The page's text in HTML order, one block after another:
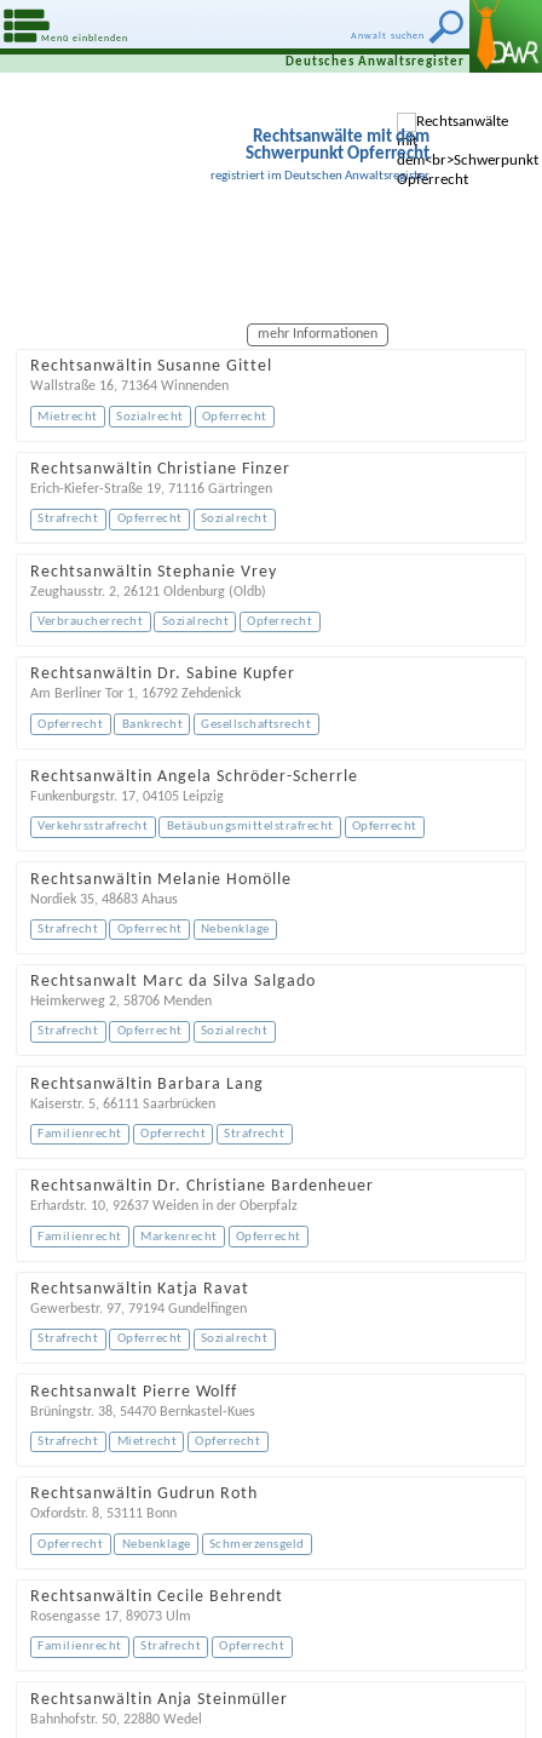
Anwalt suchen
Menü einblenden
Deutsches Anwaltsregister
Rechtsanwälte mit dem
Schwerpunkt Opferrecht
registriert im Deutschen Anwaltsregister
mehr Informationen
Rechtsanwältin Susanne Gittel
Wallstraße 16, 71364 Winnenden
Mietrecht Sozialrecht Opferrecht
Rechtsanwältin Christiane Finzer
Erich-Kiefer-Straße 19, 71116 Gärtringen
Strafrecht Opferrecht Sozialrecht
Rechtsanwältin Stephanie Vrey
Zeughausstr. 2, 26121 Oldenburg (Oldb)
Verbraucherrecht Sozialrecht Opferrecht
Rechtsanwältin Dr. Sabine Kupfer
Am Berliner Tor 1, 16792 Zehdenick
Opferrecht Bankrecht Gesellschaftsrecht
Rechtsanwältin Angela Schröder-Scherrle
Funkenburgstr. 17, 04105 Leipzig
Verkehrsstrafrecht Betäubungsmittelstrafrecht Opferrecht
Rechtsanwältin Melanie Homölle
Nordiek 35, 48683 Ahaus
Strafrecht Opferrecht Nebenklage
Rechtsanwalt Marc da Silva Salgado
Heimkerweg 2, 58706 Menden
Strafrecht Opferrecht Sozialrecht
Rechtsanwältin Barbara Lang
Kaiserstr. 5, 66111 Saarbrücken
Familienrecht Opferrecht Strafrecht
Rechtsanwältin Dr. Christiane Bardenheuer
Erhardstr. 10, 92637 Weiden in der Oberpfalz
Familienrecht Markenrecht Opferrecht
Rechtsanwältin Katja Ravat
Gewerbestr. 97, 79194 Gundelfingen
Strafrecht Opferrecht Sozialrecht
Rechtsanwalt Pierre Wolff
Brüningstr. 38, 54470 Bernkastel-Kues
Strafrecht Mietrecht Opferrecht
Rechtsanwältin Gudrun Roth
Oxfordstr. 8, 53111 Bonn
Opferrecht Nebenklage Schmerzensgeld
Rechtsanwältin Cecile Behrendt
Rosengasse 17, 89073 Ulm
Familienrecht Strafrecht Opferrecht
Rechtsanwältin Anja Steinmüller
Bahnhofstr. 50, 22880 Wedel